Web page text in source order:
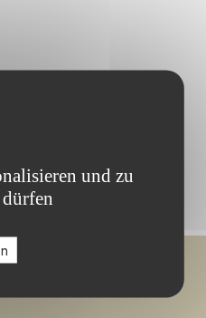
und zu